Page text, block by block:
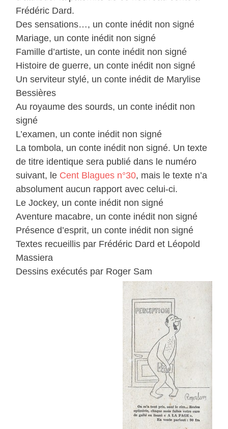
Frédéric Dard.
Des sensations…, un conte inédit non signé
Mariage, un conte inédit non signé
Famille d’artiste, un conte inédit non signé
Histoire de guerre, un conte inédit non signé
Un serviteur stylé, un conte inédit de Marylise
Bessières
Au royaume des sourds, un conte inédit non
signé
L’examen, un conte inédit non signé
La tombola, un conte inédit non signé. Un texte
de titre identique sera publié dans le numéro
suivant, le Cent Blagues n°30, mais le texte n’a
absolument aucun rapport avec celui-ci.
Le Jockey, un conte inédit non signé
Aventure macabre, un conte inédit non signé
Présence d’esprit, un conte inédit non signé
Textes recueillis par Frédéric Dard et Léopold
Massiera
Dessins exécutés par Roger Sam